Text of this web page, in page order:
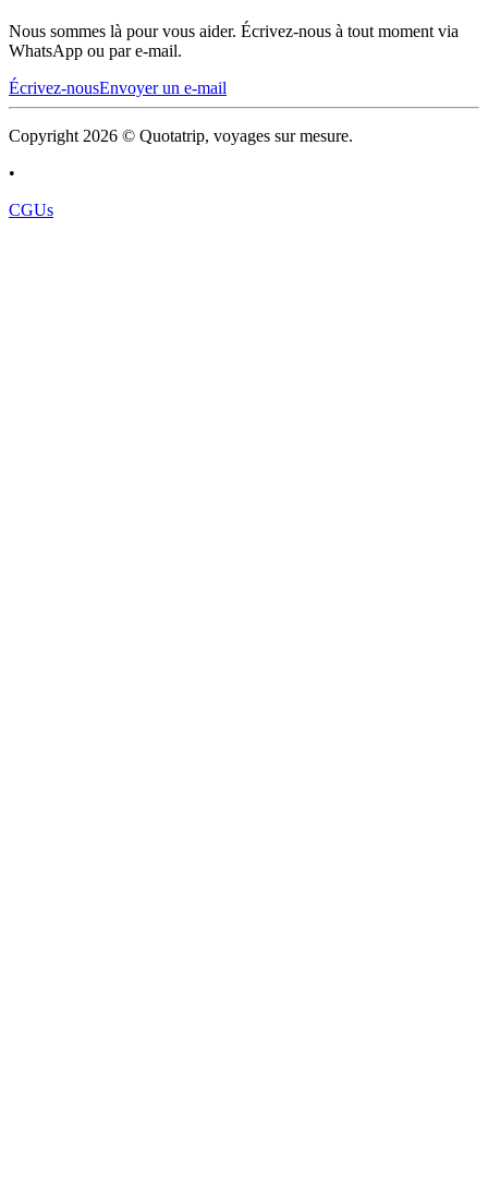
Nous sommes là pour vous aider. Écrivez-nous à tout moment via
WhatsApp ou par e-mail.
Écrivez-nousEnvoyer un e-mail
Copyright 2026 © Quotatrip, voyages sur mesure.
•
CGUs